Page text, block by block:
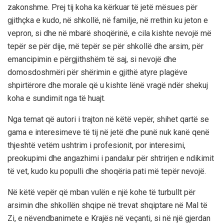
zakonshme. Prej tij koha ka kërkuar të jetë mësues për
gjithçka e kudo, në shkollë, në familje, në rrethin ku jeton e
vepron, si dhe në mbarë shoqërinë, e cila kishte nevojë më
tepër se për dije, më tepër se për shkollë dhe arsim, për
emancipimin e përgjithshëm të saj, si nevojë dhe
domosdoshmëri për shërimin e gjithë atyre plagëve
shpirtërore dhe morale që u kishte lënë vragë ndër shekuj
koha e sundimit nga të huajt.
Nga temat që autori i trajton në këtë vepër, shihet qartë se
gama e interesimeve të tij në jetë dhe punë nuk kanë qenë
thjeshtë vetëm ushtrim i profesionit, por interesimi,
preokupimi dhe angazhimi i pandalur për shtrirjen e ndikimit
të vet, kudo ku populli dhe shoqëria pati më tepër nevojë.
Në këtë vepër që mban vulën e një kohe të turbullt për
arsimin dhe shkollën shqipe në trevat shqiptare në Mal të
Zi, e nëvendbanimete e Krajës në veçanti, si në një gjerdan